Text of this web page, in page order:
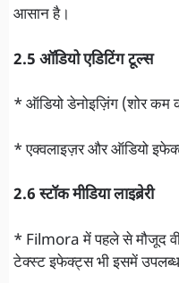
आसान है।
2.5 ऑडियो एडिटिंग टूल्स
* ऑडियो डेनोइज़िंग (शोर कम
* एक्वलाइज़र और ऑडियो
2.6 स्टॉक मीडिया लाइब्रेरी
* Filmora में पहले से मौजूद
टेक्स्ट इफेक्ट्स भी इसमें